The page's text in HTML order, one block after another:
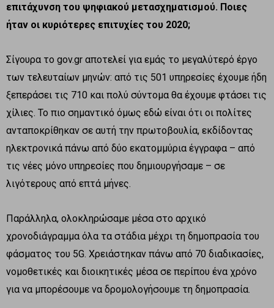
επιτάχυνση του ψηφιακού μετασχηματισμού. Ποιες
ήταν οι κυριότερες επιτυχίες του 2020;
Σίγουρα το gov.gr αποτελεί για εμάς το μεγαλύτερό έργο
των τελευταίων μηνών: από τις 501 υπηρεσίες έχουμε ήδη
ξεπεράσει τις 710 και πολύ σύντομα θα έχουμε φτάσει τις
χίλιες. Το πιο σημαντικό όμως εδώ είναι ότι οι πολίτες
ανταποκρίθηκαν σε αυτή την πρωτοβουλία, εκδίδοντας
ηλεκτρονικά πάνω από δύο εκατομμύρια έγγραφα – από
τις νέες μόνο υπηρεσίες που δημιουργήσαμε – σε
λιγότερους από επτά μήνες.
Παράλληλα, ολοκληρώσαμε μέσα στο αρχικό
χρονοδιάγραμμα όλα τα στάδια μέχρι τη δημοπρασία του
φάσματος του 5G. Χρειάστηκαν πάνω από 70 διαδικασίες,
νομοθετικές και διοικητικές μέσα σε περίπου ένα χρόνο
για να μπορέσουμε να δρομολογήσουμε τη δημοπρασία.